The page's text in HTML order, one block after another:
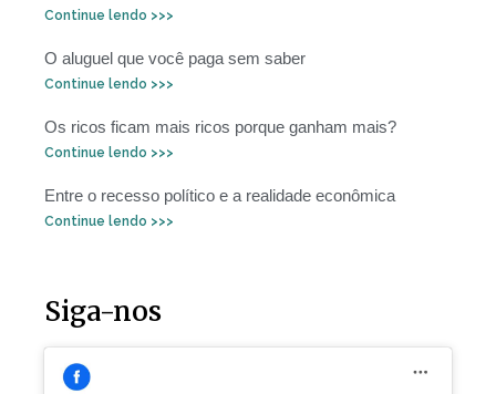
Continue lendo >>>
O aluguel que você paga sem saber
Continue lendo >>>
Os ricos ficam mais ricos porque ganham mais?
Continue lendo >>>
Entre o recesso político e a realidade econômica
Continue lendo >>>
Siga-nos